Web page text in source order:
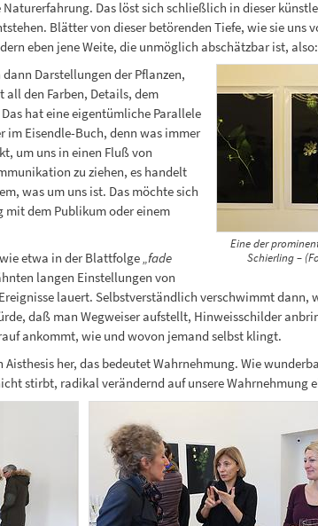
Das löst sich schließlich in dieser
Blätter von dieser betörenden Tiefe, wie sie uns
eben jene Weite, die unmöglich abschätzbar ist,
Eine der
Schierling –
Darstellungen der Pflanzen,
den Farben, Details, dem
hat eine eigentümliche Parallele
im Eisendle-Buch, denn was immer
um uns in einen Fluß von
zu ziehen, es handelt
was um uns ist. Das möchte sich
mit dem Publikum oder einem
etwa in der Blattfolge„fade
langen Einstellungen von
lauert. Selbstverständlich verschwimmt dann,
daß man Wegweiser aufstellt, Hinweisschilder
ankommt, wie und wovon jemand selbst klingt.
her, das bedeutet Wahrnehmung. Wie
stirbt, radikal verändernd auf unsere Wahrnehmung